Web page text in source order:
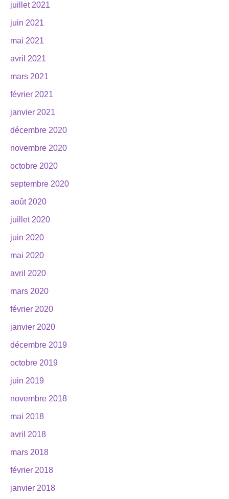
juillet 2021
juin 2021
mai 2021
avril 2021
mars 2021
février 2021
janvier 2021
décembre 2020
novembre 2020
octobre 2020
septembre 2020
août 2020
juillet 2020
juin 2020
mai 2020
avril 2020
mars 2020
février 2020
janvier 2020
décembre 2019
octobre 2019
juin 2019
novembre 2018
mai 2018
avril 2018
mars 2018
février 2018
janvier 2018